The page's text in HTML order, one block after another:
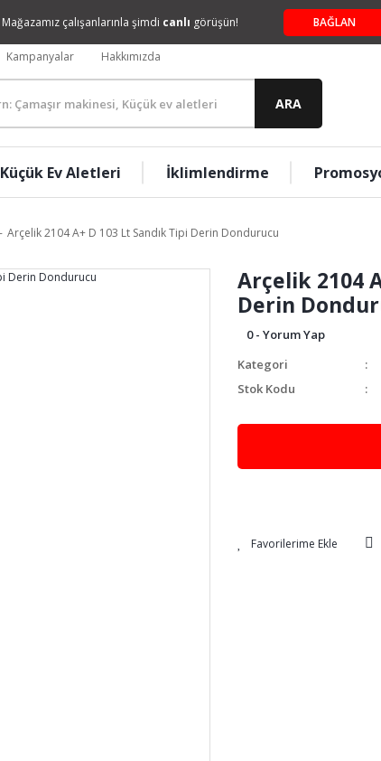
Mağazamız çalışanlarınla şimdi canlı görüşün! BAĞLAN
Kampanyalar Hakkımızda
ARA
Küçük Ev Aletleri İklimlendirme
Arçelik 2104 A+ D 103 Lt Sandık Tipi Derin Dondurucu
Arçelik 2104
Derin
0 - Yorum Yap
Kategori
Stok Kodu